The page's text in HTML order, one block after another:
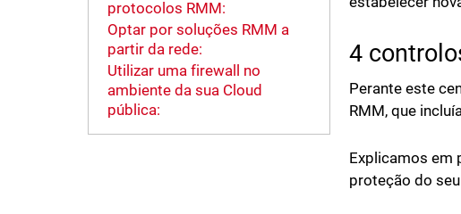
protocolos RMM:
Optar por soluções RMM a
partir da rede:
Utilizar uma firewall no
ambiente da sua Cloud
pública:
4
Perante este
RMM, que
Explicamos em
proteção do